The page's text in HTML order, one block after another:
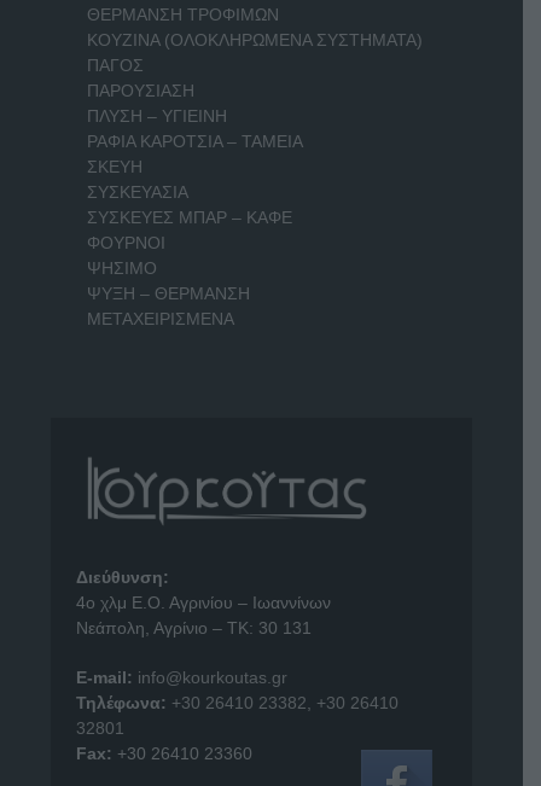
ΘΕΡΜΑΝΣΗ ΤΡΟΦΙΜΩΝ
ΚΟΥΖΙΝΑ (ΟΛΟΚΛΗΡΩΜΕΝΑ ΣΥΣΤΗΜΑΤΑ)
ΠΑΓΟΣ
ΠΑΡΟΥΣΙΑΣΗ
ΠΛΥΣΗ – ΥΓΙΕΙΝΗ
ΡΑΦΙΑ ΚΑΡΟΤΣΙΑ – ΤΑΜΕΙΑ
ΣΚΕΥΗ
ΣΥΣΚΕΥΑΣΙΑ
ΣΥΣΚΕΥΕΣ ΜΠΑΡ – ΚΑΦΕ
ΦΟΥΡΝΟΙ
ΨΗΣΙΜΟ
ΨΥΞΗ – ΘΕΡΜΑΝΣΗ
ΜΕΤΑΧΕΙΡΙΣΜΕΝΑ
Διεύθυνση:
4o χλμ Ε.Ο. Αγρινίου – Ιωαννίνων
Νεάπολη, Αγρίνιο – ΤΚ: 30 131
E-mail: info@kourkoutas.gr
Τηλέφωνα: +30 26410 23382
+30 26410
32801
Fax: +30 26410 23360